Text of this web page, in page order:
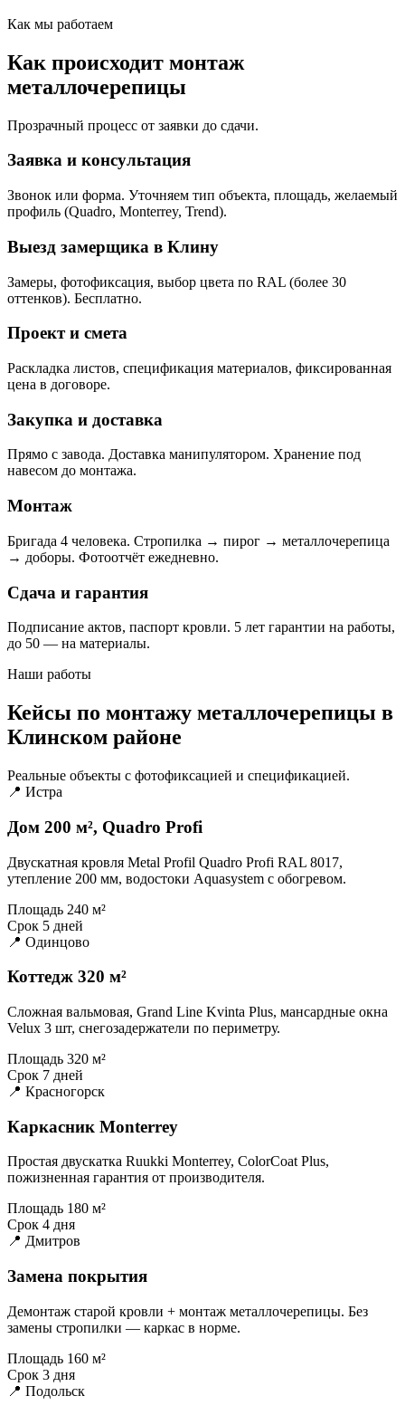
Как мы работаем
Как происходит монтаж
металлочерепицы
Прозрачный процесс от заявки до сдачи.
Заявка и консультация
Звонок или форма. Уточняем тип объекта, площадь, желаемый
профиль (Quadro, Monterrey, Trend).
Выезд замерщика в Клину
Замеры, фотофиксация, выбор цвета по RAL (более 30
оттенков). Бесплатно.
Проект и смета
Раскладка листов, спецификация материалов, фиксированная
цена в договоре.
Закупка и доставка
Прямо с завода. Доставка манипулятором. Хранение под
навесом до монтажа.
Монтаж
Бригада 4 человека. Стропилка → пирог → металлочерепица
→ доборы. Фотоотчёт ежедневно.
Сдача и гарантия
Подписание актов, паспорт кровли. 5 лет гарантии на работы,
до 50 — на материалы.
Наши работы
Кейсы по монтажу металлочерепицы в
Клинском районе
Реальные объекты с фотофиксацией и спецификацией.
📍 Истра
Дом 200 м², Quadro Profi
Двускатная кровля Metal Profil Quadro Profi RAL 8017,
утепление 200 мм, водостоки Aquasystem с обогревом.
Площадь 240 м²
Срок 5 дней
📍 Одинцово
Коттедж 320 м²
Сложная вальмовая, Grand Line Kvinta Plus, мансардные окна
Velux 3 шт, снегозадержатели по периметру.
Площадь 320 м²
Срок 7 дней
📍 Красногорск
Каркасник Monterrey
Простая двускатка Ruukki Monterrey, ColorCoat Plus,
пожизненная гарантия от производителя.
Площадь 180 м²
Срок 4 дня
📍 Дмитров
Замена покрытия
Демонтаж старой кровли + монтаж металлочерепицы. Без
замены стропилки — каркас в норме.
Площадь 160 м²
Срок 3 дня
📍 Подольск